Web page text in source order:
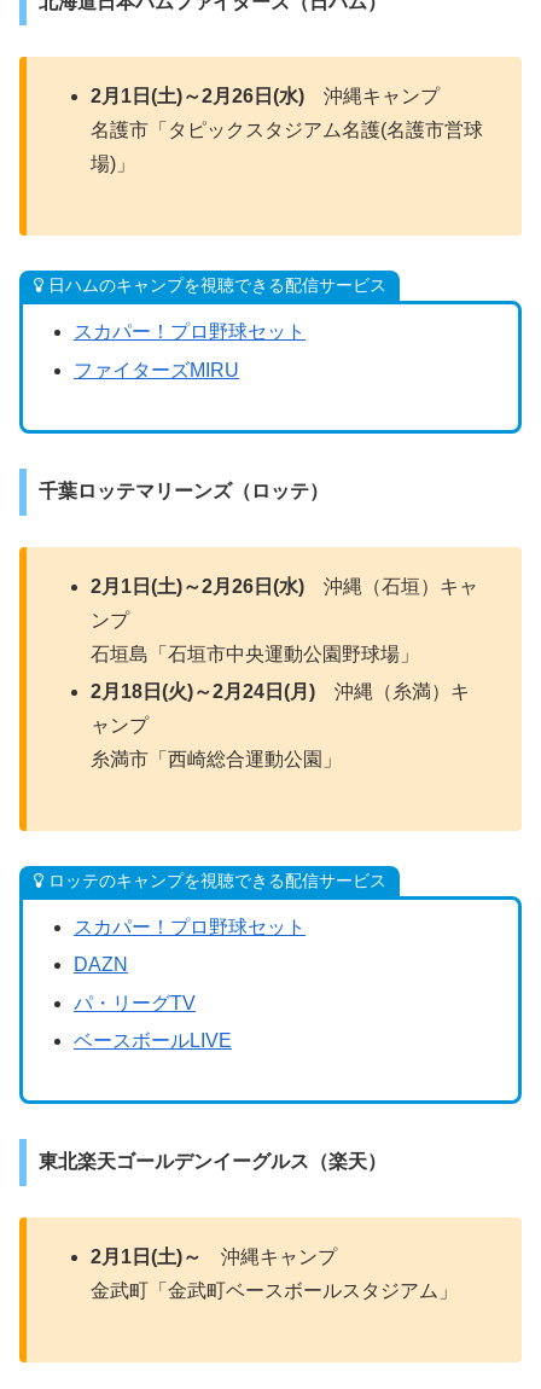
2月1日(土)～2月26日(水) 沖縄キャンプ
名護市「タピックスタジアム名護(名護市営球
場)」
日ハムのキャンプを視聴できる配信サービス
スカパー！プロ野球セット
ファイターズMIRU
千葉ロッテマリーンズ（ロッテ）
2月1日(土)～2月26日(水) 沖縄（石垣）キャ
ンプ
石垣島「石垣市中央運動公園野球場」
2月18日(火)～2月24日(月) 沖縄（糸満）キ
ャンプ
糸満市「西崎総合運動公園」
ロッテのキャンプを視聴できる配信サービス
スカパー！プロ野球セット
DAZN
パ・リーグTV
ベースボールLIVE
東北楽天ゴールデンイーグルス（楽天）
2月1日(土)～
沖縄キャンプ
金武町「金武町ベースボールスタジアム」